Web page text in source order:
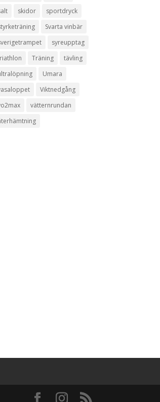
skidor
sportdryck
Svarta vinbär
syreupptag
Träning
tävling
Umara
Viktnedgång
vätternrundan